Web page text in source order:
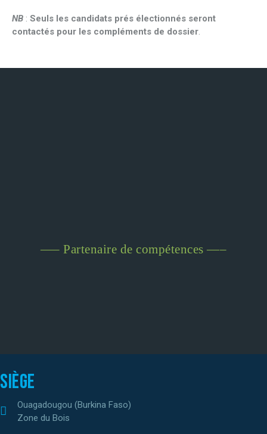
NB : Seuls les candidats prés électionnés seront
contactés pour les compléments de dossier.
—– Partenaire de compétences —–
Siège
Ouagadougou (Burkina Faso)
Zone du Bois